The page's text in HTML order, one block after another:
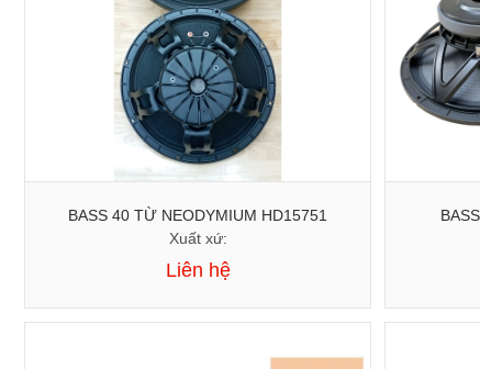
BASS 40 TỪ NEODYMIUM HD15751
Xuất xứ:
Liên hệ